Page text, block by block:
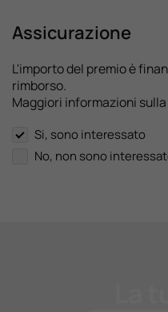
Assicurazione
L'importo del premio è
rimborso.
Maggiori informazioni
Si, sono interessato
No, non sono